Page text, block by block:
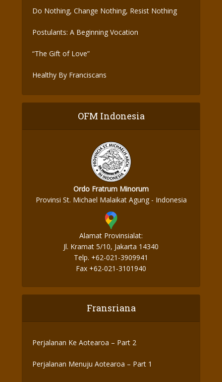
Do Nothing, Change Nothing, Resist Nothing
Postulants: A Beginning Vocation
“The Gift of Love”
Healthy By Franciscans
OFM Indonesia
Ordo Fratrum Minorum
Provinsi St. Michael Malaikat Agung - Indonesia
Alamat Provinsialat:
Jl. Kramat 5/10, Jakarta 14340
Telp. +62-021-3909941
Fax +62-021-3101940
Fransriana
Perjalanan Ke Aotearoa – Part 2
Perjalanan Menuju Aotearoa – Part 1